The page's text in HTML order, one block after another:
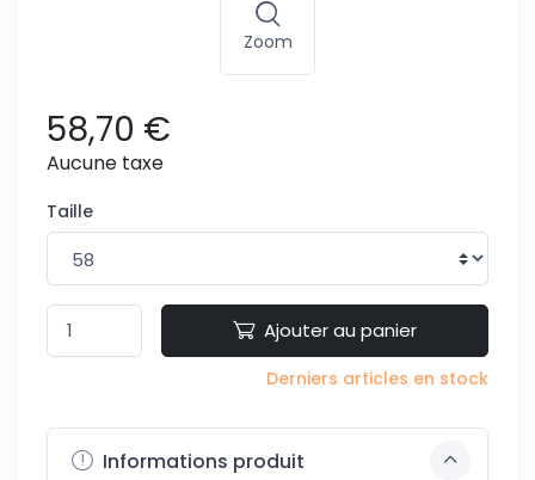
Zoom
58,70 €
Aucune taxe
Taille
Ajouter au panier
Derniers articles en stock
Informations produit